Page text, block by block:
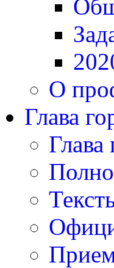
О
Глава
Глава